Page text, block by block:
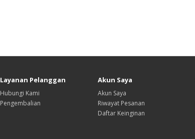
Layanan Pelanggan
Hubungi Kami
Pengembalian
Akun Saya
Akun Saya
Riwayat Pesanan
Daftar Keinginan